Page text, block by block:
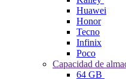
Huawei
Honor
Tecno
Infinix
Poco
Capacidad de
64 GB